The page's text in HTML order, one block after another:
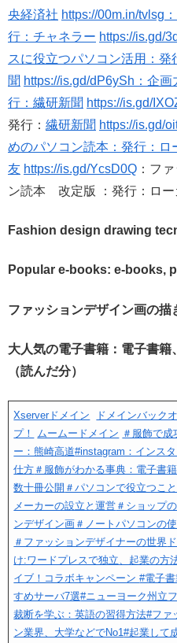
央経済社 https://00m.in/tvlsg
行：チャネラー https://is.gd/
スに役立つパソコン活用：発
聞 https://is.gd/dP6ySh：企
行：繊研新聞 https://is.gd/
発行： 繊研新聞 https://is.gd/
めのパソコン読本：発行：ロ
友 https://is.gd/YcsD0Q ：フ
ン読本 改定版 ：発行：ロー
Fashion design drawing
Popular e-books: e-books,
ファッションデザイン画の描
大人気の電子書籍：電子書
（読んだ分）
Xserverドメイン ドメインバック
プ！
ムームードメイン ＃服飾で
ー：熊崎高道#instagram：インス
仕方 ＃服飾がわかる事典：電子書
数十冊公開 ＃パソコンで役立つこ
メーカーの設立と運営 ＃ショップ
ンデザイン画 ＃ノートパソコンの
＃ファッションデザイナーの世界
け:ワードプレスで独立、起業の方
イブ！コラボキャンペーン#電子
すめサーバ7選#ニューヨーク州立
裁断を学ぶ：英語の習得方法#ファ
ン業界、大学などでNo1#起業して